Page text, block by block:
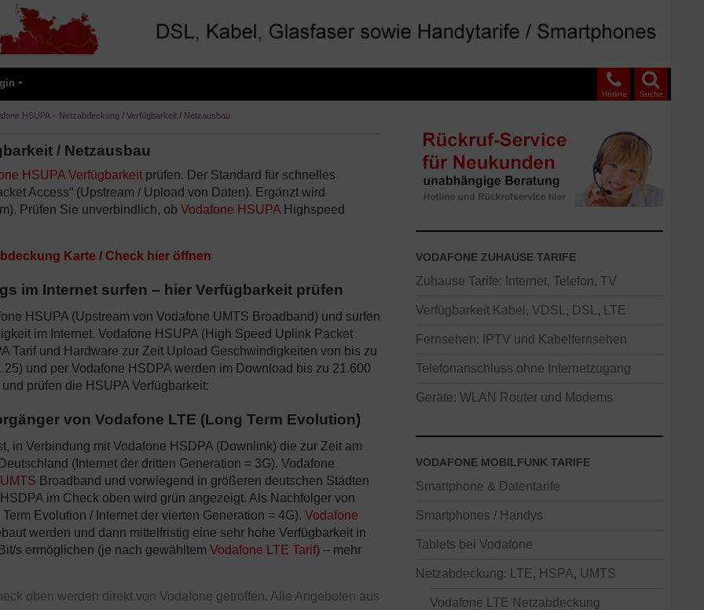
Suche
Hotline
HSUPA – Netzabdeckung / Verfügbarkeit / Netzausbau
/ Netzausbau
HSUPA Verfügbarkeit prüfen. Der Standard für schnelles
Access“ (Upstream / Upload von Daten). Ergänzt wird
Prüfen Sie unverbindlich, ob Vodafone HSUPA Highspeed
Karte / Check hier öffnen
im Internet surfen – hier Verfügbarkeit prüfen
HSUPA (Upstream von Vodafone UMTS Broadband) und surfen
im Internet. Vodafone HSUPA (High Speed Uplink Packet
Tarif und Hardware zur Zeit Upload Geschwindigkeiten von bis zu
25) und per Vodafone HSDPA werden im Download bis zu 21.600
prüfen die HSUPA Verfügbarkeit:
von Vodafone LTE (Long Term Evolution)
in Verbindung mit Vodafone HSDPA (Downlink) die zur Zeit am
(Internet der dritten Generation = 3G). Vodafone
Broadband und vorwiegend in größeren deutschen Städten
im Check oben wird grün angezeigt. Als Nachfolger von
Evolution / Internet der vierten Generation = 4G). Vodafone
werden und dann mittelfristig eine sehr hohe Verfügbarkeit in
s ermöglichen (je nach gewähltem Vodafone LTE Tarif) – mehr
oben werden direkt von Vodafone getroffen. Alle Angeboten aus
VODAFONE ZUHAUSE TARIFE
Zuhause Tarife: Internet, Telefon, TV
Verfügbarkeit Kabel, VDSL, DSL, LTE
Fernsehen: IPTV und Kabelfernsehen
Telefonanschluss ohne Internetzugang
Geräte: WLAN Router und Modems
VODAFONE MOBILFUNK TARIFE
Smartphone & Datentarife
Smartphones / Handys
Tablets bei Vodafone
Netzabdeckung: LTE, HSPA, UMTS
Vodafone LTE Netzabdeckung